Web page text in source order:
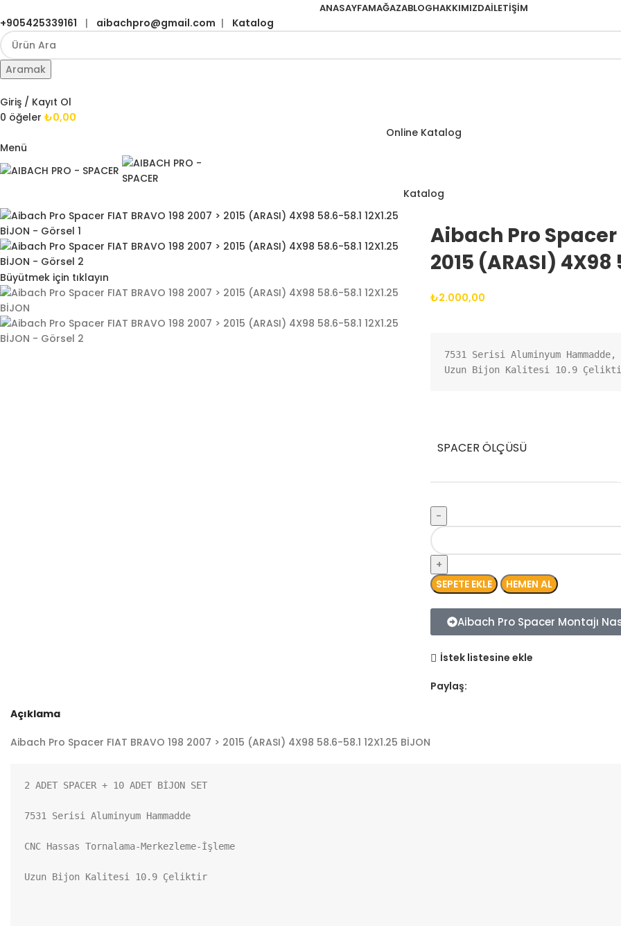
ANASAYFAMAĞAZABLOGHAKKIMIZDAİLETIŞIM
+905425339161 | aibachpro@gmail.com | Katalog
Aramak
Giriş / Kayıt Ol
0 öğeler ₺0,00
Online Katalog
Menü
Katalog
Büyütmek için tıklayın
Aibach Pro Spacer
2015 (ARASI) 4X98
₺2.000,00
7531 Serisi Aluminyum
Uzun Bijon Kalitesi 10.9
SPACER ÖLÇÜSÜ
SEPETE EKLE HEMEN AL
Aibach Pro Spacer Montajı
İstek listesine ekle
Paylaş:
Açıklama
Aibach Pro Spacer FIAT BRAVO 198 2007 > 2015 (ARASI) 4X98 58.6-58.1 12X1.25 BİJON
2 ADET SPACER + 10 ADET BİJON SET
7531 Serisi Aluminyum Hammadde
CNC Hassas Tornalama-Merkezleme-İşleme
Uzun Bijon Kalitesi 10.9 Çeliktir